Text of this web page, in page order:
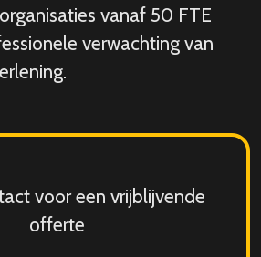
vanaf 50 FTE
verwachting van
voor een vrijblijvende
offerte